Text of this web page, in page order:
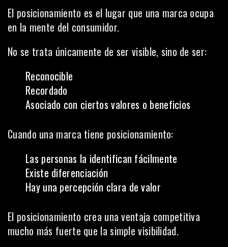
El posicionamiento es el lugar que una marca ocupa
en la mente del consumidor.
No se trata únicamente de ser visible, sino de ser:
Reconocible
Recordado
Asociado con ciertos valores o beneficios
Cuando una marca tiene posicionamiento:
Las personas la identifican fácilmente
Existe diferenciación
Hay una percepción clara de valor
El posicionamiento crea una ventaja competitiva
mucho más fuerte que la simple visibilidad.